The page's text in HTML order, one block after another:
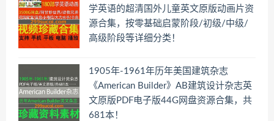
学英语的超清国外儿童英文原版动画片资
源合集，按零基础启蒙阶段/初级/中级/
高级阶段等详细分类！
1905年-1961年历年美国建筑杂志
《American Builder》AB建筑设计杂志英
文原版PDF电子版44G网盘资源合集，共
681本！